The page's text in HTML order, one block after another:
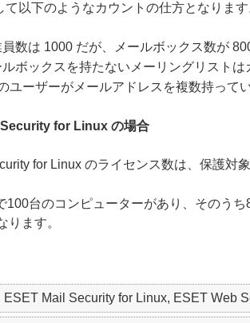
て以下のようなカウントの仕方となりま
数は 1000 だが、メールボックス数が
ルボックスを持たないメーリングリスト
ユーザーがメールアドレスを複数持って
for Linux の場合
for Linux のライセンス数は、保護対
100台のコンピューターがあり、そのう
ります。
ESET Mail Security for Linux, ESET Web